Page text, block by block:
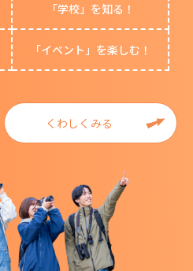
「学校」を知る！
「イベント」を楽しむ！
くわしくみる